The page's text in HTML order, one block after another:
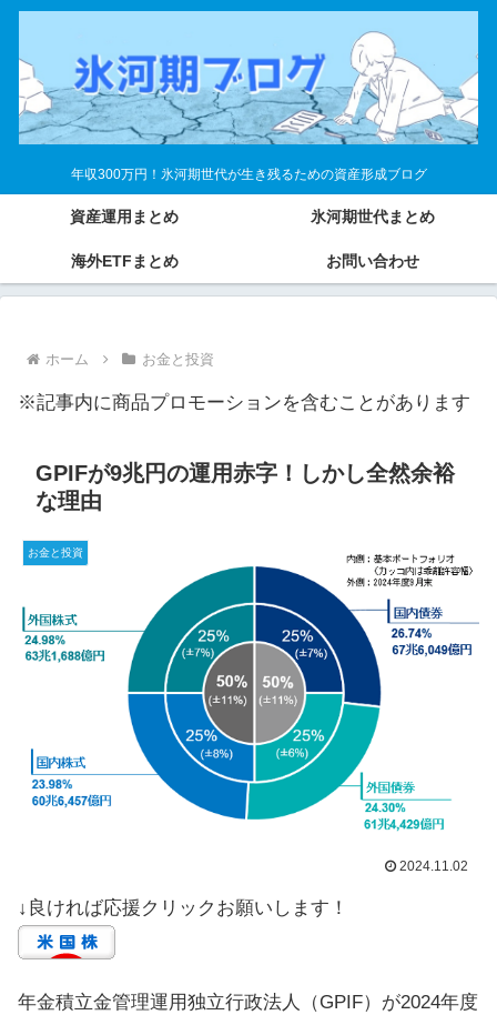
年収300万円！氷河期世代が生き残るための資産形成ブログ
資産運用まとめ 氷河期世代まとめ
海外ETFまとめ お問い合わせ
ホーム お金と投資
※記事内に商品プロモーションを含むことがあります
GPIFが9兆円の運用赤字！しかし全然余裕
な理由
お金と投資
2024.11.02
↓良ければ応援クリックお願いします！
年金積立金管理運用独立行政法人（GPIF）が2024年度